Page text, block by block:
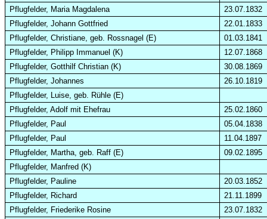
Pflugfelder, Maria Magdalena
23.07.1832
Pflugfelder, Johann Gottfried
22.01.1833
Pflugfelder, Christiane, geb. Rossnagel (E)
01.03.1841
Pflugfelder, Philipp Immanuel (K)
12.07.1868
Pflugfelder, Gotthilf Christian (K)
30.08.1869
Pflugfelder, Johannes
26.10.1819
Pflugfelder, Luise, geb. Rühle (E)
Pflugfelder, Adolf mit Ehefrau
25.02.1860
Pflugfelder, Paul
05.04.1838
Pflugfelder, Paul
11.04.1897
Pflugfelder, Martha, geb. Raff (E)
09.02.1895
Pflugfelder, Manfred (K)
Pflugfelder, Pauline
20.03.1852
Pflugfelder, Richard
21.11.1899
Pflugfelder, Friederike Rosine
23.07.1832